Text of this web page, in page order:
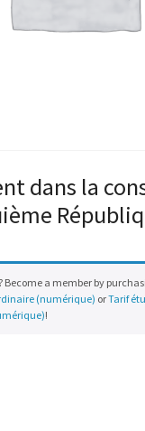
dans la
Become a member by
(numérique) orTarif
!